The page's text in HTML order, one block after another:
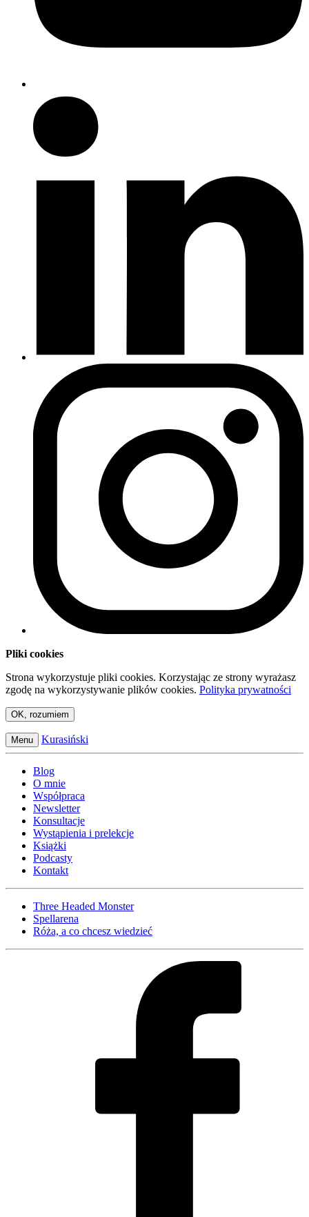
Pliki cookies
Strona wykorzystuje pliki cookies. Korzystając ze strony wyrażasz
zgodę na wykorzystywanie plików cookies. Polityka prywatności
OK, rozumiem
Menu Kurasiński
Blog
O mnie
Współpraca
Newsletter
Konsultacje
Wystąpienia i prelekcje
Książki
Podcasty
Kontakt
Three Headed Monster
Spellarena
Róża, a co chcesz wiedzieć